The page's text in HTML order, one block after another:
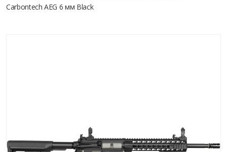
Carbontech AEG 6 мм Black